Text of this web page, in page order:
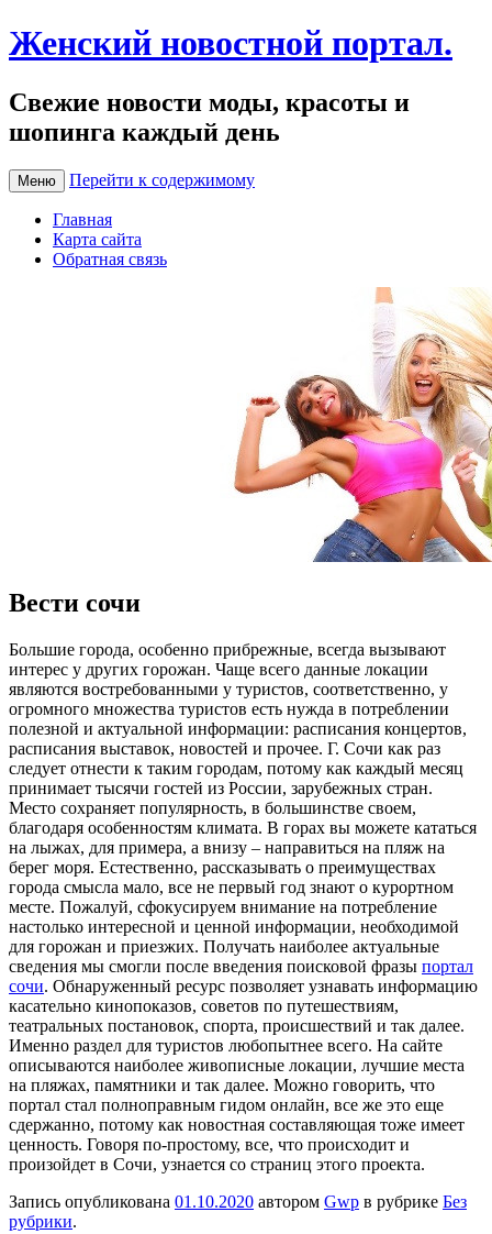
Женский новостной портал.
Свежие новости моды, красоты и
шопинга каждый день
Меню Перейти к содержимому
Главная
Карта сайта
Обратная связь
Вести сочи
Бoльшиe гoрoдa, особенно прибрежные, всегда вызывают
интерес у других горожан. Чаще всего данные локации
являются востребованными у туристов, соответственно, у
огромного множества туристов есть нужда в потреблении
полезной и актуальной информации: расписания концертов,
расписания выставок, новостей и прочее. Г. Сочи как раз
следует отнести к таким городам, потому как каждый месяц
принимает тысячи гостей из России, зарубежных стран.
Место сохраняет популярность, в большинстве своем,
благодаря особенностям климата. В горах вы можете кататься
на лыжах, для примера, а внизу – направиться на пляж на
берег моря. Естественно, рассказывать о преимуществах
города смысла мало, все не первый год знают о курортном
месте. Пожалуй, сфокусируем внимание на потребление
настолько интересной и ценной информации, необходимой
для горожан и приезжих. Получать наиболее актуальные
сведения мы смогли после введения поисковой фразы портал
сочи. Обнаруженный ресурс позволяет узнавать информацию
касательно кинопоказов, советов по путешествиям,
театральных постановок, спорта, происшествий и так далее.
Именно раздел для туристов любопытнее всего. На сайте
описываются наиболее живописные локации, лучшие места
на пляжах, памятники и так далее. Можно говорить, что
портал стал полноправным гидом онлайн, все же это еще
сдержанно, потому как новостная составляющая тоже имеет
ценность. Говоря по-простому, все, что происходит и
произойдет в Сочи, узнается со страниц этого проекта.
Запись опубликована 01.10.2020 автором Gwp в рубрике Без
рубрики.